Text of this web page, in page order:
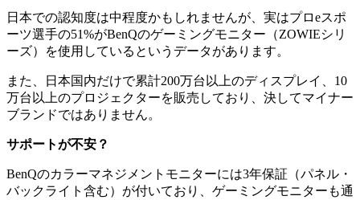
日本での認知度は中程度かもしれませんが、実はプロeスポ
ーツ選手の51%がBenQのゲーミングモニター（ZOWIEシリ
ーズ）を使用しているというデータがあります。
また、日本国内だけで累計200万台以上のディスプレイ、10
万台以上のプロジェクターを販売しており、決してマイナー
ブランドではありません。
サポートが不安？
BenQのカラーマネジメントモニターには3年保証（パネル・
バックライト含む）が付いており、ゲーミングモニターも通